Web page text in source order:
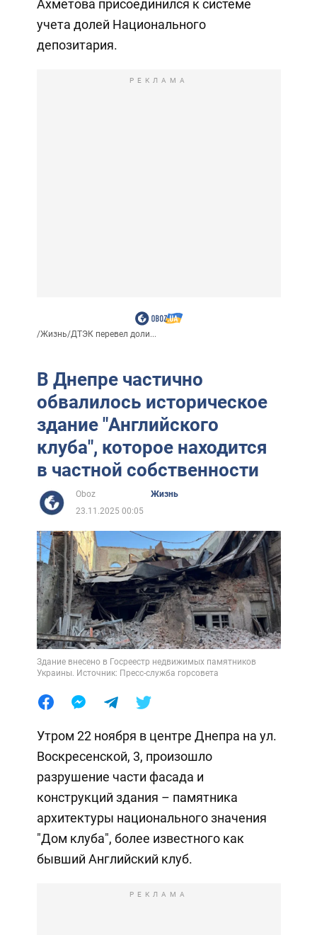
Ахметова присоединился к системе
учета долей Национального
депозитария.
РЕКЛАМА
/Жизнь/ДТЭК перевел доли...
В Днепре частично
обвалилось историческое
здание "Английского
клуба", которое находится
в частной собственности
Oboz
Жизнь
23.11.2025 00:05
Здание внесено в Госреестр недвижимых памятников
Украины. Источник: Пресс-служба горсовета
Утром 22 ноября в центре Днепра на ул.
Воскресенской, 3, произошло
разрушение части фасада и
конструкций здания – памятника
архитектуры национального значения
"Дом клуба", более известного как
бывший Английский клуб.
РЕКЛАМА